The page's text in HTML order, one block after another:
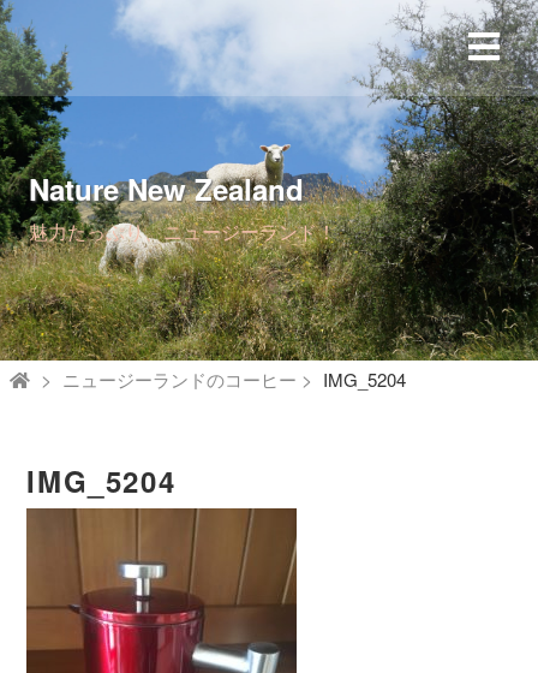
Nature New Zealand
魅力たっぷり、ニュージーランド！
ニュージーランドのコーヒー IMG_5204
IMG_5204